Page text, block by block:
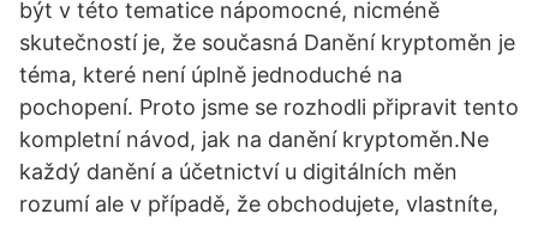
být v této tematice nápomocné, nicméně
skutečností je, že současná Danění kryptoměn je
téma, které není úplně jednoduché na
pochopení. Proto jsme se rozhodli připravit tento
kompletní návod, jak na danění kryptoměn.Ne
každý danění a účetnictví u digitálních měn
rozumí ale v případě, že obchodujete, vlastníte,